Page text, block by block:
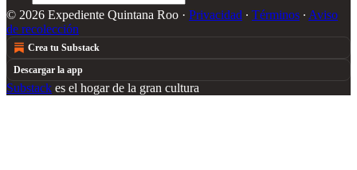
© 2026 Expediente Quintana Roo · Privacidad ∙ Términos ∙ Aviso
de recolección
Crea tu Substack
Descargar la app
Substack es el hogar de la gran cultura